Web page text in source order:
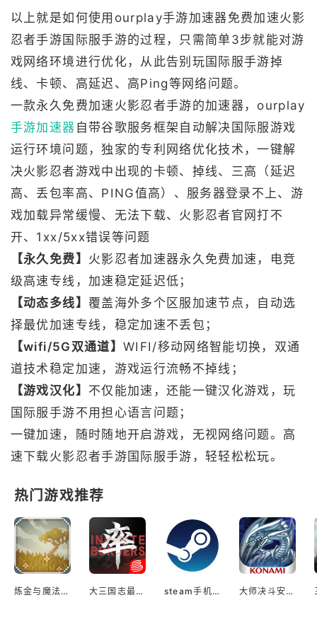
以上就是如何使用ourplay手游加速器免费加速火影
忍者手游国际服手游的过程，只需简单3步就能对游
戏网络环境进行优化，从此告别玩国际服手游掉
线、卡顿、高延迟、高Ping等网络问题。
一款永久免费加速火影忍者手游的加速器，ourplay
手游加速器 自带谷歌服务框架自动解决国际服游戏
运行环境问题，独家的专利网络优化技术，一键解
决火影忍者游戏中出现的卡顿、掉线、三高（延迟
高、丢包率高、PING值高）、服务器登录不上、游
戏加载异常缓慢、无法下载、火影忍者官网打不
开、1xx/5xx错误等问题
【永久免费】 火影忍者加速器永久免费加速，电竞
级高速专线，加速稳定延迟低；
【动态多线】 覆盖海外多个区服加速节点，自动选
择最优加速专线，稳定加速不丢包；
【wifi/5G双通道】 WIFI/移动网络智能切换，双通
道技术稳定加速，游戏运行流畅不掉线；
【游戏汉化】 不仅能加速，还能一键汉化游戏，玩
国际服手游不用担心语言问题；
一键加速，随时随地开启游戏，无视网络问题。高
速下载火影忍者手游国际服手游，轻轻松松玩。
热门游戏推荐
炼金与魔法安卓免费安装 大三国志最新版 steam手机版官网入口 大师决斗安装包